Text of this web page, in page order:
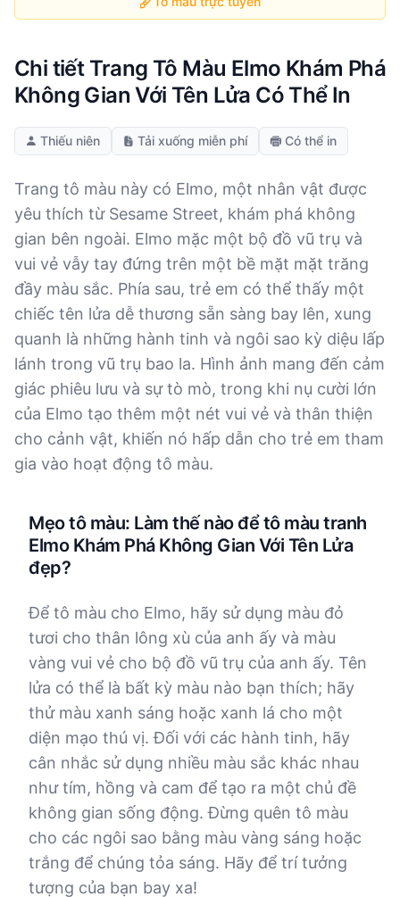
Chi tiết Trang Tô Màu Elmo Khám Phá
Không Gian Với Tên Lửa Có Thể In
Thiếu niên Tải xuống miễn phí Có thể in
Trang tô màu này có Elmo, một nhân vật được
yêu thích từ Sesame Street, khám phá không
gian bên ngoài. Elmo mặc một bộ đồ vũ trụ và
vui vẻ vẫy tay đứng trên một bề mặt mặt trăng
đầy màu sắc. Phía sau, trẻ em có thể thấy một
chiếc tên lửa dễ thương sẵn sàng bay lên, xung
quanh là những hành tinh và ngôi sao kỳ diệu lấp
lánh trong vũ trụ bao la. Hình ảnh mang đến cảm
giác phiêu lưu và sự tò mò, trong khi nụ cười lớn
của Elmo tạo thêm một nét vui vẻ và thân thiện
cho cảnh vật, khiến nó hấp dẫn cho trẻ em tham
gia vào hoạt động tô màu.
Mẹo tô màu: Làm thế nào để tô màu tranh
Elmo Khám Phá Không Gian Với Tên Lửa
đẹp?
Để tô màu cho Elmo, hãy sử dụng màu đỏ
tươi cho thân lông xù của anh ấy và màu
vàng vui vẻ cho bộ đồ vũ trụ của anh ấy. Tên
lửa có thể là bất kỳ màu nào bạn thích; hãy
thử màu xanh sáng hoặc xanh lá cho một
diện mạo thú vị. Đối với các hành tinh, hãy
cân nhắc sử dụng nhiều màu sắc khác nhau
như tím, hồng và cam để tạo ra một chủ đề
không gian sống động. Đừng quên tô màu
cho các ngôi sao bằng màu vàng sáng hoặc
trắng để chúng tỏa sáng. Hãy để trí tưởng
tượng của bạn bay xa!